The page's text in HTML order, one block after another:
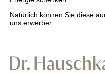
Natürlich können Sie diese
uns erwerben.